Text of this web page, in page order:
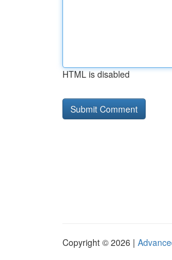
HTML is disabled
Copyright © 2026 |